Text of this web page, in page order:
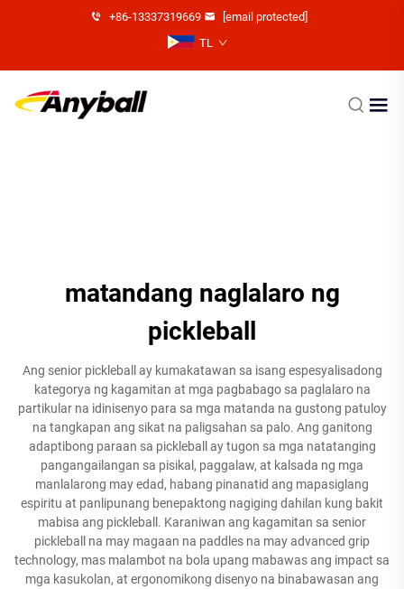
+86-13337319669
[email protected]
TL
matandang naglalaro ng
pickleball
Ang senior pickleball ay kumakatawan sa isang espesyalisadong
kategorya ng kagamitan at mga pagbabago sa paglalaro na
partikular na idinisenyo para sa mga matanda na gustong patuloy
na tangkapan ang sikat na paligsahan sa palo. Ang ganitong
adaptibong paraan sa pickleball ay tugon sa mga natatanging
pangangailangan sa pisikal, paggalaw, at kalsada ng mga
manlalarong may edad, habang pinanatid ang mapasiglang
espiritu at panlipunang benepaktong nagiging dahilan kung bakit
mabisa ang pickleball. Karaniwan ang kagamitan sa senior
pickleball na may magaan na paddles na may advanced grip
technology, mas malambot na bola upang mabawas ang impact sa
mga kasukolan, at ergonomikong disenyo na binabawasan ang